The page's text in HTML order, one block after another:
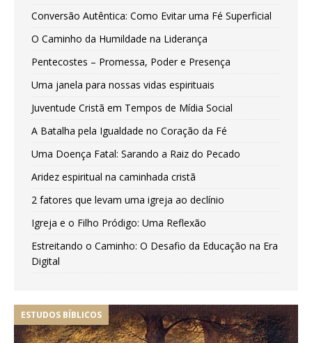
Conversão Autêntica: Como Evitar uma Fé Superficial
O Caminho da Humildade na Liderança
Pentecostes – Promessa, Poder e Presença
Uma janela para nossas vidas espirituais
Juventude Cristã em Tempos de Mídia Social
A Batalha pela Igualdade no Coração da Fé
Uma Doença Fatal: Sarando a Raiz do Pecado
Aridez espiritual na caminhada cristã
2 fatores que levam uma igreja ao declínio
Igreja e o Filho Pródigo: Uma Reflexão
Estreitando o Caminho: O Desafio da Educação na Era
Digital
ESTUDOS BÍBLICOS